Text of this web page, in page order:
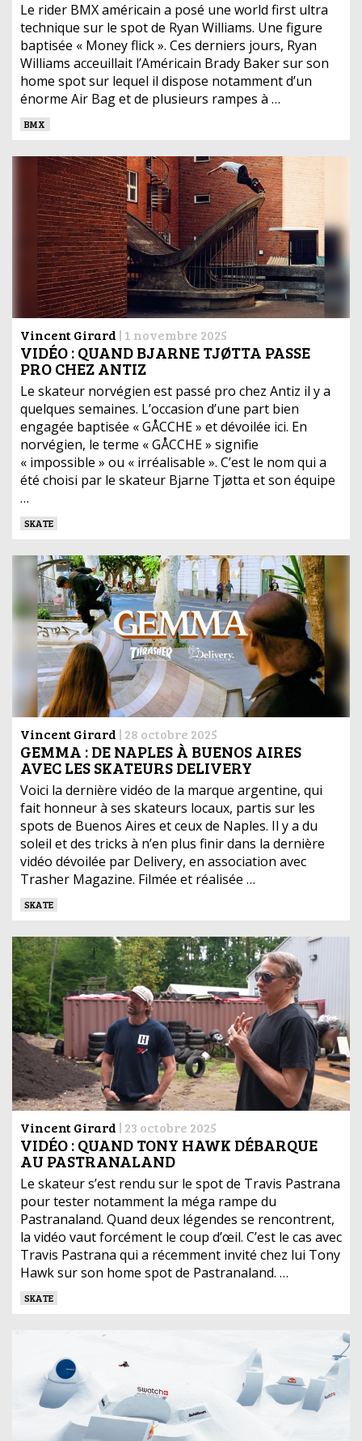
Le rider BMX américain a posé une world first ultra
technique sur le spot de Ryan Williams. Une figure
baptisée « Money flick ». Ces derniers jours, Ryan
Williams acceuillait l’Américain Brady Baker sur son
home spot sur lequel il dispose notamment d’un
énorme Air Bag et de plusieurs rampes à …
BMX
Vincent Girard | 1 novembre 2025
VIDÉO : QUAND BJARNE TJØTTA PASSE
PRO CHEZ ANTIZ
Le skateur norvégien est passé pro chez Antiz il y a
quelques semaines. L’occasion d’une part bien
engagée baptisée « GÅCCHE » et dévoilée ici. En
norvégien, le terme « GÅCCHE » signifie
« impossible » ou « irréalisable ». C’est le nom qui a
été choisi par le skateur Bjarne Tjøtta et son équipe
…
SKATE
Vincent Girard | 28 octobre 2025
GEMMA : DE NAPLES À BUENOS AIRES
AVEC LES SKATEURS DELIVERY
Voici la dernière vidéo de la marque argentine, qui
fait honneur à ses skateurs locaux, partis sur les
spots de Buenos Aires et ceux de Naples. Il y a du
soleil et des tricks à n’en plus finir dans la dernière
vidéo dévoilée par Delivery, en association avec
Trasher Magazine. Filmée et réalisée …
SKATE
Vincent Girard | 23 octobre 2025
VIDÉO : QUAND TONY HAWK DÉBARQUE
AU PASTRANALAND
Le skateur s’est rendu sur le spot de Travis Pastrana
pour tester notamment la méga rampe du
Pastranaland. Quand deux légendes se rencontrent,
la vidéo vaut forcément le coup d’œil. C’est le cas avec
Travis Pastrana qui a récemment invité chez lui Tony
Hawk sur son home spot de Pastranaland. …
SKATE